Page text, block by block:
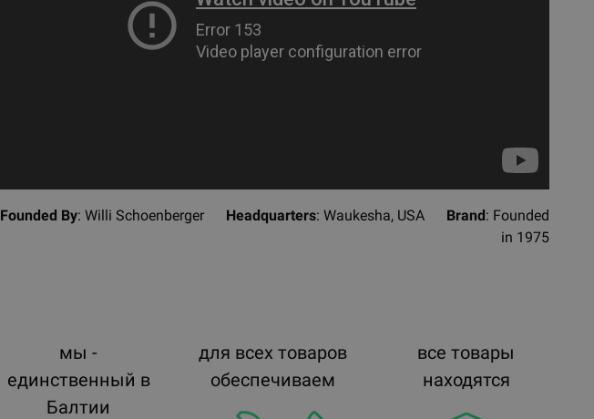
Founded By: Willi Schoenberger Headquarters: Waukesha, USA Brand: Founded
in 1975
мы -
единственный в
Балтии
для всех товаров
обеспечиваем
все товары
находятся